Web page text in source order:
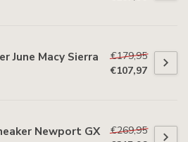
June Macy Sierra
€179,95
€107,97
Newport GX
€269,95